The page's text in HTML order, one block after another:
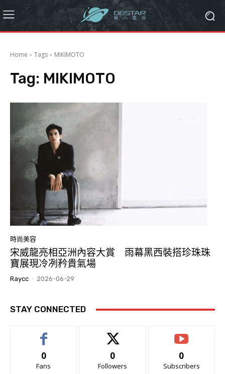
Home Tags MIKIMOTO
Tag: MIKIMOTO
時尚美容
宋威龍亮相亞洲內容大賞 雨幕黑西裝搭珍珠珠
寶展現冷冽矜貴氣場
Raycc - 2026-06-29
STAY CONNECTED
0
Fans
0
Followers
0
Subscribers